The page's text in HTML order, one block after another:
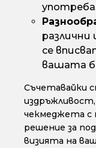
се
вашата
Съчетавайки
чекмеджета с
решение за
визията на